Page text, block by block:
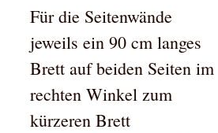
Für die Seitenwände
jeweils ein 90 cm langes
Brett auf beiden Seiten im
rechten Winkel zum
kürzeren Brett